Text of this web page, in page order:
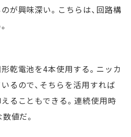
が興味深い。こちらは、回路構
乾電池を4本使用する。ニッカ
るので、そちらを活用すれば
ることもできる。連続使用時
値だ。